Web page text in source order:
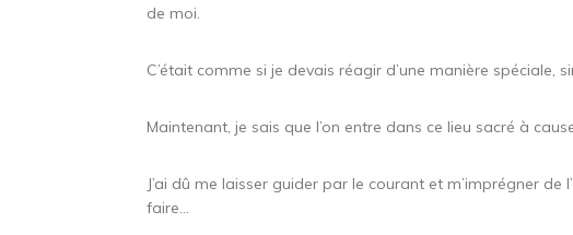
de moi.
C’était comme si je devais réagir d’une manière spéciale,
Maintenant, je sais que l’on entre dans ce lieu sacré à
J’ai dû me laisser guider par le courant et m’imprégner de
faire…